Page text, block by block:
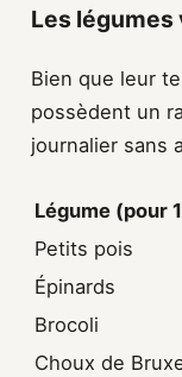
Les
Bien que leur
possèdent un
journalier sans
Légume (pour
Petits pois
Épinards
Brocoli
Choux de